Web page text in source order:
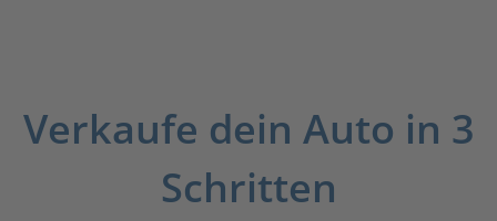
Verkaufe dein Auto in 3
Schritten